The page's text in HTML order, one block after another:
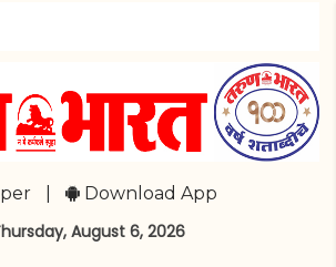
Download App
August 6, 2026